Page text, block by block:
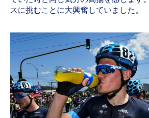
スに挑むことに大興奮していました。